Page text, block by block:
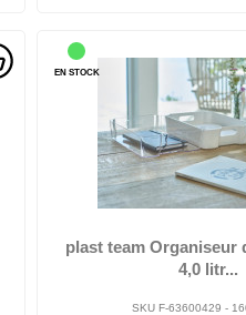
plast team Organiseur
4,0 litr...
SKU F-63600429 -
EN STOCK
en PP/PPC, idéal pour
convient, également